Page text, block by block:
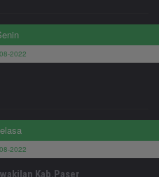
2022
2022
Kab.Paser